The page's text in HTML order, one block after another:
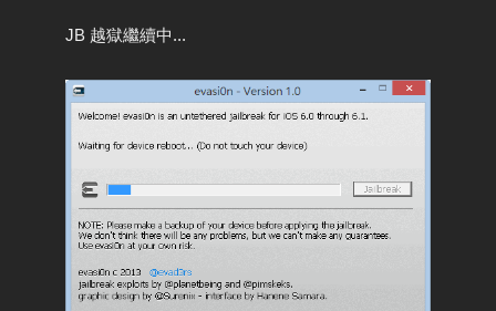
JB 越獄繼續中...